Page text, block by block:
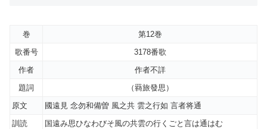
巻
第12巻
歌番号
3178番歌
作者
作者不詳
題詞
（羇旅發思）
原文
國遠見 念勿和備曽 風之共 雲之行如 言者将通
訓読
国遠み思ひなわびそ風の共雲の行くごと言は通はむ